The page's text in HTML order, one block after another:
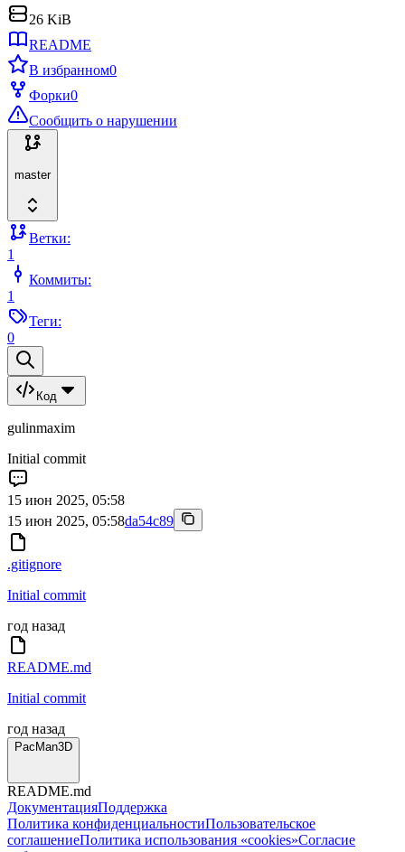
26 KiB
README
В избранном0
Форки0
Сообщить о нарушении
master
Ветки:
1
Коммиты:
1
Теги:
0
Код
gulinmaxim
Initial commit
15 июн 2025, 05:58
15 июн 2025, 05:58da54c89
.gitignore
Initial commit
год назад
README.md
Initial commit
год назад
PacMan3D
README.md
ДокументацияПоддержка
Политика конфиденциальностиПользовательское
соглашениеПолитика использования «cookies»Согласие